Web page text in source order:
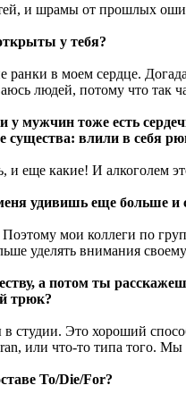
и шрамы от прошлых
у тебя?
ранки в моем сердце.
людей, потому что так
у мужчин тоже есть
существа: влили в себя
и еще какие! И алкоголем
удивишь еще больше и
мои коллеги по
уделять внимания своему
а потом ты
трюк?
студии. Это хороший
или что-то типа того.
To/Die/For?